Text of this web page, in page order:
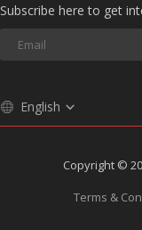
Subscribe here to get
English
Copyright ©
Terms &